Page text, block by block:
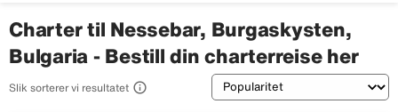
Charter til Nessebar, Burgaskysten,
Bulgaria - Bestill din charterreise her
Slik sorterer vi resultatet  Sortering